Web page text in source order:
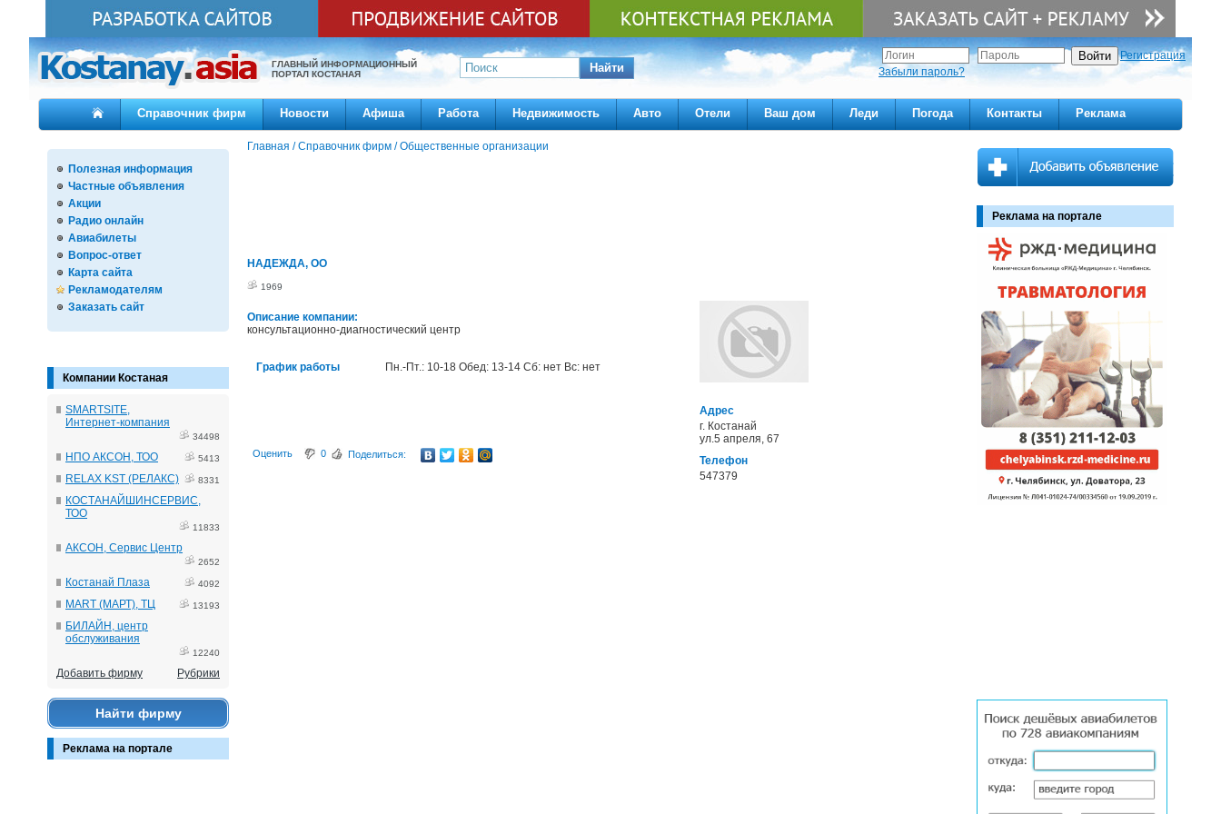
ГЛАВНЫЙ ИНФОРМАЦИОННЫЙ
ПОРТАЛ КОСТАНАЯ
Найти
Регистрация
Забыли пароль?
Справочник фирм Новости Афиша Работа Недвижимость Авто Отели Ваш дом Леди Погода Контакты Реклама
Полезная информация
Частные объявления
Акции
Радио онлайн
Авиабилеты
Вопрос-ответ
Карта сайта
Рекламодателям
Заказать сайт
Компании Костаная
SMARTSITE,
Интернет-компания
34498
НПО АКСОН, ТОО 5413
RELAX KST (РЕЛАКС) 8331
КОСТАНАЙШИНСЕРВИС,
ТОО
11833
АКСОН, Сервис Центр
2652
Костанай Плаза 4092
MART (МАРТ), ТЦ 13193
БИЛАЙН, центр
обслуживания
12240
Добавить фирму Рубрики
Найти фирму
Реклама на портале
Главная /Справочник фирм /Общественные организации
НАДЕЖДА, ОО
1969
Описание компании:
консультационно-диагностический центр
Адрес
г. Костанай
ул.5 апреля, 67
Телефон
547379
График работы Пн.-Пт.: 10-18 Обед: 13-14 Сб: нет Вс: нет
Оценить 0 Поделиться:
Реклама на портале